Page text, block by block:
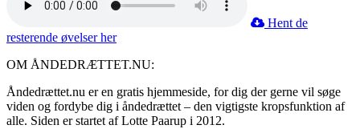
Hent de
resterende øvelser her
OM ÅNDEDRÆTTET.NU:
Åndedrættet.nu er en gratis hjemmeside, for dig der gerne vil søge
viden og fordybe dig i åndedrættet – den vigtigste kropsfunktion af
alle. Siden er startet af Lotte Paarup i 2012.